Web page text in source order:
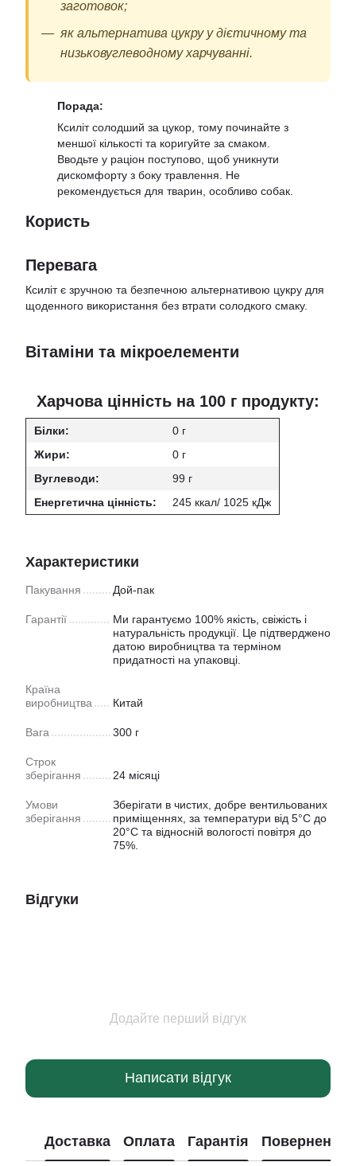
заготовок;
як альтернатива цукру у дієтичному та
низьковуглеводному харчуванні.
Порада:
Ксиліт солодший за цукор, тому починайте з
меншої кількості та коригуйте за смаком.
Вводьте у раціон поступово, щоб уникнути
дискомфорту з боку травлення. Не
рекомендується для тварин, особливо собак.
Користь
Перевага
Ксиліт є зручною та безпечною альтернативою цукру для
щоденного використання без втрати солодкого смаку.
Вітаміни та мікроелементи
Харчова цінність на 100 г продукту:
Білки:
0 г
Жири:
0 г
Вуглеводи:
99 г
Енергетична цінність:
245 ккал/ 1025 кДж
Характеристики
Пакування Дой-пак
Гарантії
Ми гарантуємо 100% якість, свіжість і
натуральність продукції. Це підтверджено
датою виробництва та терміном
придатності на упаковці.
Країна
виробництва
Китай
Вага 300 г
Строк
зберігання
24 місяці
Умови
зберігання
Зберігати в чистих, добре вентильованих
приміщеннях, за температури від 5°C до
20°C та відносній вологості повітря до
75%.
Відгуки
Додайте перший відгук
Написати відгук
Доставка Оплата Гарантія Повернення